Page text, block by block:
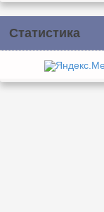
Статистика